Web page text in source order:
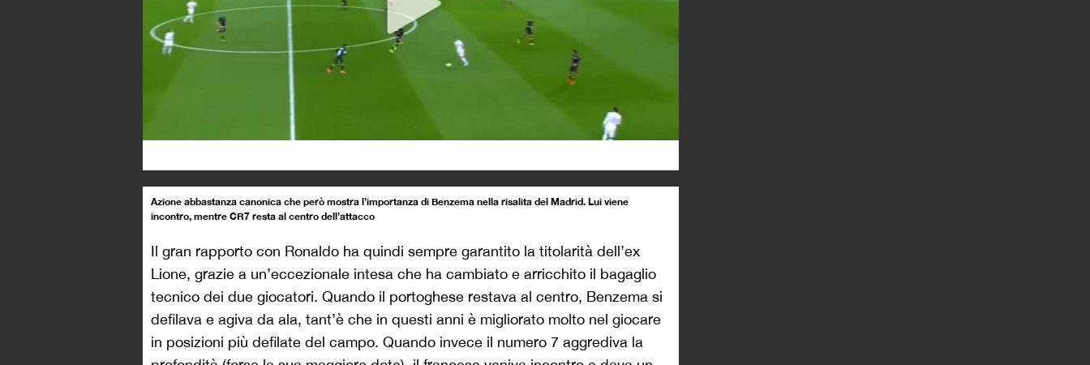
Azione abbastanza canonica che però mostra l’importanza di Benzema nella risalita del Madrid. Lui viene
incontro, mentre CR7 resta al centro dell’attacco
Il gran rapporto con Ronaldo ha quindi sempre garantito la titolarità dell’ex
Lione, grazie a un’eccezionale intesa che ha cambiato e arricchito il bagaglio
tecnico dei due giocatori. Quando il portoghese restava al centro, Benzema si
defilava e agiva da ala, tant’è che in questi anni è migliorato molto nel giocare
in posizioni più defilate del campo. Quando invece il numero 7 aggrediva la